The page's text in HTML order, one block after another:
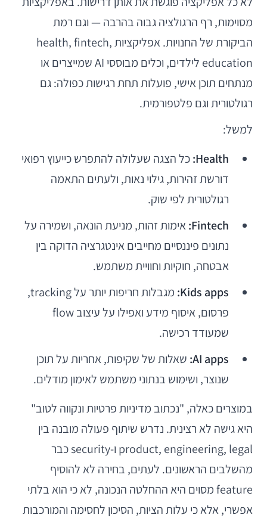
מסוימות, רף הרגולציה גבוה בהרבה — וגם רמת
הביקורת של החנויות. אפליקציות health, fintech,
education לילדים, וכלים מבוססי AI שמייצרים או
מנתחים תוכן אישי, פועלות תחת רגישות כפולה: גם
רגולטורית וגם פלטפורמית.
למשל:
Health: כל הצגה שעלולה להתפרש כייעוץ רפואי
דורשת זהירות, גילוי נאות, ולעתים התאמה
רגולטורית לפי שוק.
Fintech: אימות זהות, מניעת הונאה, ושמירה על
נתונים פיננסיים מחייבים אינטגרציה הדוקה בין
אבטחה, חוקיות וחוויית משתמש.
Kids apps:
מגבלות חריפות יותר על tracking,
פרסום, איסוף מידע ואפילו על עיצוב flow
שמעודד רכישה.
AI apps: שאלות של שקיפות, אחריות על תוכן
שנוצר, ושימוש בנתוני משתמש לאימון מודלים.
במוצרים כאלה, "נכתוב מדיניות פרטיות ונקווה לטוב"
היא גישה לא רצינית. נדרש שיתוף פעולה מובנה בין
product, engineering, legal ו-security כבר
מהשלבים הראשונים. לעתים, בחירה לא להוסיף
feature מסוים היא ההחלטה הנכונה, לא כי הוא בלתי
אפשרי, אלא כי עלות הציות, הסיכון לחסימה והמורכבות